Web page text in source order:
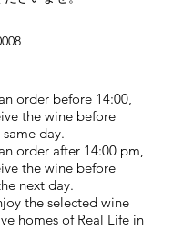
order before 14:00,
the wine before
day.
order after 14:00 pm,
the wine before
next day.
the selected wine
homes of Real Life in